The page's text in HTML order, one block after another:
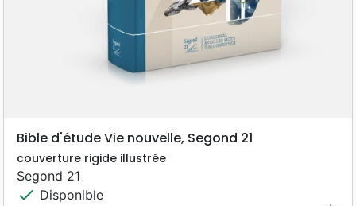
Bible d'étude Vie nouvelle, Segond 21
couverture rigide illustrée
Segond 21
check Disponible